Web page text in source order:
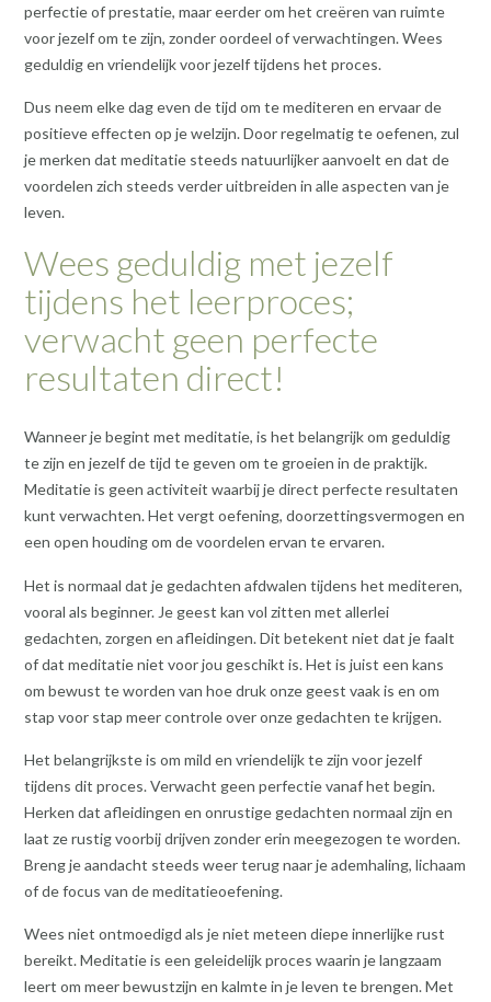
perfectie of prestatie, maar eerder om het creëren van ruimte
voor jezelf om te zijn, zonder oordeel of verwachtingen. Wees
geduldig en vriendelijk voor jezelf tijdens het proces.
Dus neem elke dag even de tijd om te mediteren en ervaar de
positieve effecten op je welzijn. Door regelmatig te oefenen, zul
je merken dat meditatie steeds natuurlijker aanvoelt en dat de
voordelen zich steeds verder uitbreiden in alle aspecten van je
leven.
Wees geduldig met jezelf
tijdens het leerproces;
verwacht geen perfecte
resultaten direct!
Wanneer je begint met meditatie, is het belangrijk om geduldig
te zijn en jezelf de tijd te geven om te groeien in de praktijk.
Meditatie is geen activiteit waarbij je direct perfecte resultaten
kunt verwachten. Het vergt oefening, doorzettingsvermogen en
een open houding om de voordelen ervan te ervaren.
Het is normaal dat je gedachten afdwalen tijdens het mediteren,
vooral als beginner. Je geest kan vol zitten met allerlei
gedachten, zorgen en afleidingen. Dit betekent niet dat je faalt
of dat meditatie niet voor jou geschikt is. Het is juist een kans
om bewust te worden van hoe druk onze geest vaak is en om
stap voor stap meer controle over onze gedachten te krijgen.
Het belangrijkste is om mild en vriendelijk te zijn voor jezelf
tijdens dit proces. Verwacht geen perfectie vanaf het begin.
Herken dat afleidingen en onrustige gedachten normaal zijn en
laat ze rustig voorbij drijven zonder erin meegezogen te worden.
Breng je aandacht steeds weer terug naar je ademhaling, lichaam
of de focus van de meditatieoefening.
Wees niet ontmoedigd als je niet meteen diepe innerlijke rust
bereikt. Meditatie is een geleidelijk proces waarin je langzaam
leert om meer bewustzijn en kalmte in je leven te brengen. Met